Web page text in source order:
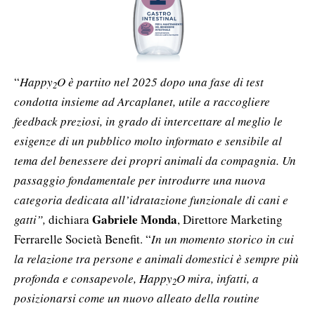
“Happy2O è partito nel 2025 dopo una fase di test
condotta insieme ad Arcaplanet, utile a raccogliere
feedback preziosi, in grado di intercettare al meglio le
esigenze di un pubblico molto informato e sensibile al
tema del benessere dei propri animali da compagnia. Un
passaggio fondamentale per introdurre una nuova
categoria dedicata all’idratazione funzionale di cani e
gatti”, dichiaraGabriele Monda, Direttore Marketing
Ferrarelle Società Benefit. “In un momento storico in cui
la relazione tra persone e animali domestici è sempre più
profonda e consapevole, Happy2O mira, infatti, a
posizionarsi come un nuovo alleato della routine